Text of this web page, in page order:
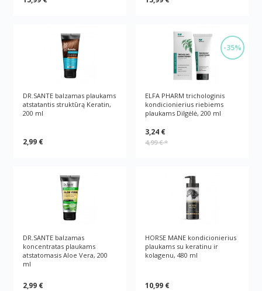
DR.SANTE balzamas plaukams
atstatantis struktūrą Keratin,
200 ml
2,99 €
-35%
ELFA PHARM trichologinis
kondicionierius riebiems
plaukams Dilgėlė, 200 ml
3,24 €
4,99 €*
DR.SANTE balzamas
koncentratas plaukams
atstatomasis Aloe Vera, 200
ml
2,99 €
HORSE MANE kondicionierius
plaukams su keratinu ir
kolagenu, 480 ml
10,99 €